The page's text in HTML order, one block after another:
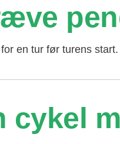
en tur før turens
cykel